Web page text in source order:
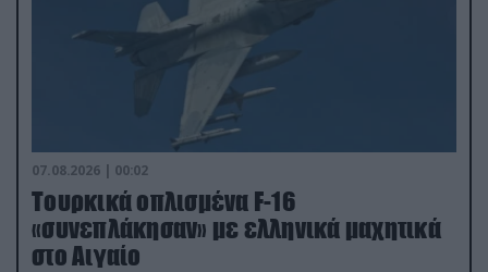
07.08.2026 | 00:02
Τουρκικά οπλισμένα F-16
«συνεπλάκησαν» με ελληνικά μαχητικά
στο Αιγαίο